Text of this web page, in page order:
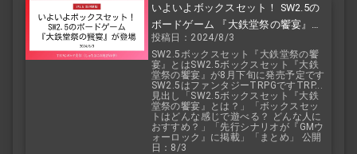
いよいよボックスセット！ SW2.5の
ボードゲーム 『大鉄堂祭の饗宴』が
登場
投稿日：2024/8/3
SW2.5ボックスセット『大鉄堂祭の饗
宴』とはSW2.5ボックスセット『大鉄
堂祭の饗宴』が8月下旬に発売予定です
SW2.5はファンタジーTRPGですTRP...
見出し「SW2.5ボックスセット『大鉄
堂祭の饗宴』とは？」「ボックスセッ
トはどんな感じで遊べる？ どんな人に
おすすめ？」「先行シナリオが『GMウ
ォーロック』に掲載」「まとめ」 公開
日：8/3